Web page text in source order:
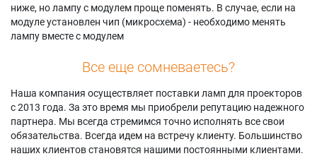
ниже, но лампу с модулем проще поменять. В случае, если на
модуле установлен чип (микросхема) - необходимо менять
лампу вместе с модулем
Все еще сомневаетесь?
Наша компания осуществляет поставки ламп для проекторов
с 2013 года. За это время мы приобрели репутацию надежного
партнера. Мы всегда стремимся точно исполнять все свои
обязательства. Всегда идем на встречу клиенту. Большинство
наших клиентов становятся нашими постоянными клиентами.